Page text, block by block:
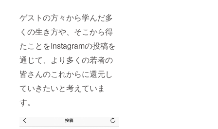
ゲストの方々から学んだ多
くの生き方や、そこから得
たことをInstagramの投稿を
通じて、より多くの若者の
皆さんのこれからに還元し
ていきたいと考えていま
す。